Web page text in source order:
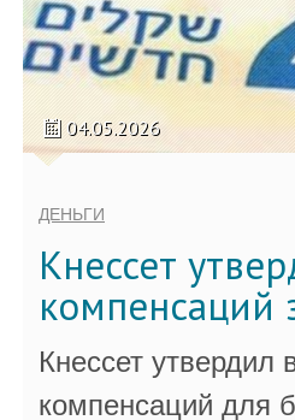
04.05.2026
ДЕНЬГИ
Кнессет
компенсаций
Кнессет утвердил
компенсаций для